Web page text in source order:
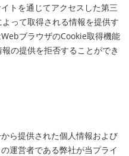
トを通じてアクセスした第三
って取得される情報を提供す
ブラウザのCookie取得機能
の提供を拒否することができ
ら提供された個人情報および
運営者である弊社が当プライ